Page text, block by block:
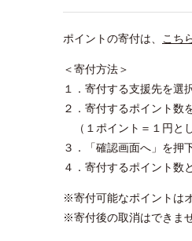
ポイントの寄付は、 こち
＜寄付方法＞
１．寄付する支援先を選
２．寄付するポイント数
（１ポイント＝１円と
３．「確認画面へ」を押
４．寄付するポイント数
※寄付可能なポイントは
※寄付後の取消はできま